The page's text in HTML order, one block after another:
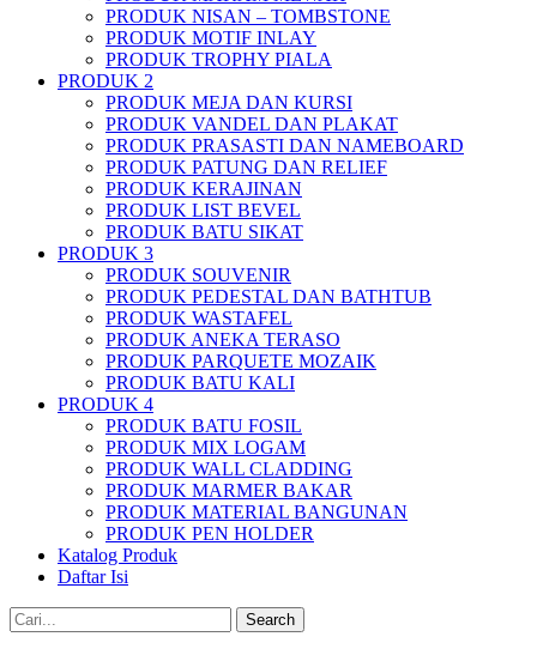
PRODUK NISAN – TOMBSTONE
PRODUK MOTIF INLAY
PRODUK TROPHY PIALA
PRODUK 2
PRODUK MEJA DAN KURSI
PRODUK VANDEL DAN PLAKAT
PRODUK PRASASTI DAN NAMEBOARD
PRODUK PATUNG DAN RELIEF
PRODUK KERAJINAN
PRODUK LIST BEVEL
PRODUK BATU SIKAT
PRODUK 3
PRODUK SOUVENIR
PRODUK PEDESTAL DAN BATHTUB
PRODUK WASTAFEL
PRODUK ANEKA TERASO
PRODUK PARQUETE MOZAIK
PRODUK BATU KALI
PRODUK 4
PRODUK BATU FOSIL
PRODUK MIX LOGAM
PRODUK WALL CLADDING
PRODUK MARMER BAKAR
PRODUK MATERIAL BANGUNAN
PRODUK PEN HOLDER
Katalog Produk
Daftar Isi
Search